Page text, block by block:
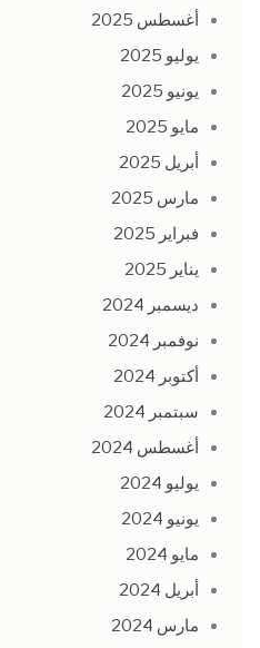
أغسطس 2025
يوليو 2025
يونيو 2025
مايو 2025
أبريل 2025
مارس 2025
فبراير 2025
يناير 2025
ديسمبر 2024
نوفمبر 2024
أكتوبر 2024
سبتمبر 2024
أغسطس 2024
يوليو 2024
يونيو 2024
مايو 2024
أبريل 2024
مارس 2024